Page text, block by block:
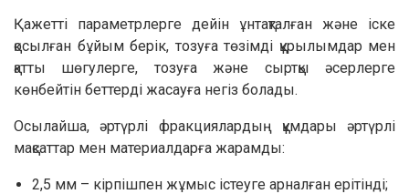
Қажетті параметрлерге дейін ұнтақталған және іске
қосылған бұйым берік, тозуға төзімді құрылымдар мен
қатты шөгулерге, тозуға және сыртқы әсерлерге
көнбейтін беттерді жасауға негіз болады.
Осылайша, әртүрлі фракциялардың құмдары әртүрлі
мақсаттар мен материалдарға жарамды:
2,5 мм – кірпішпен жұмыс істеуге арналған ерітінді;